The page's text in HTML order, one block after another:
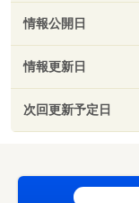
情報公開日
情報更新日
次回更新予定日